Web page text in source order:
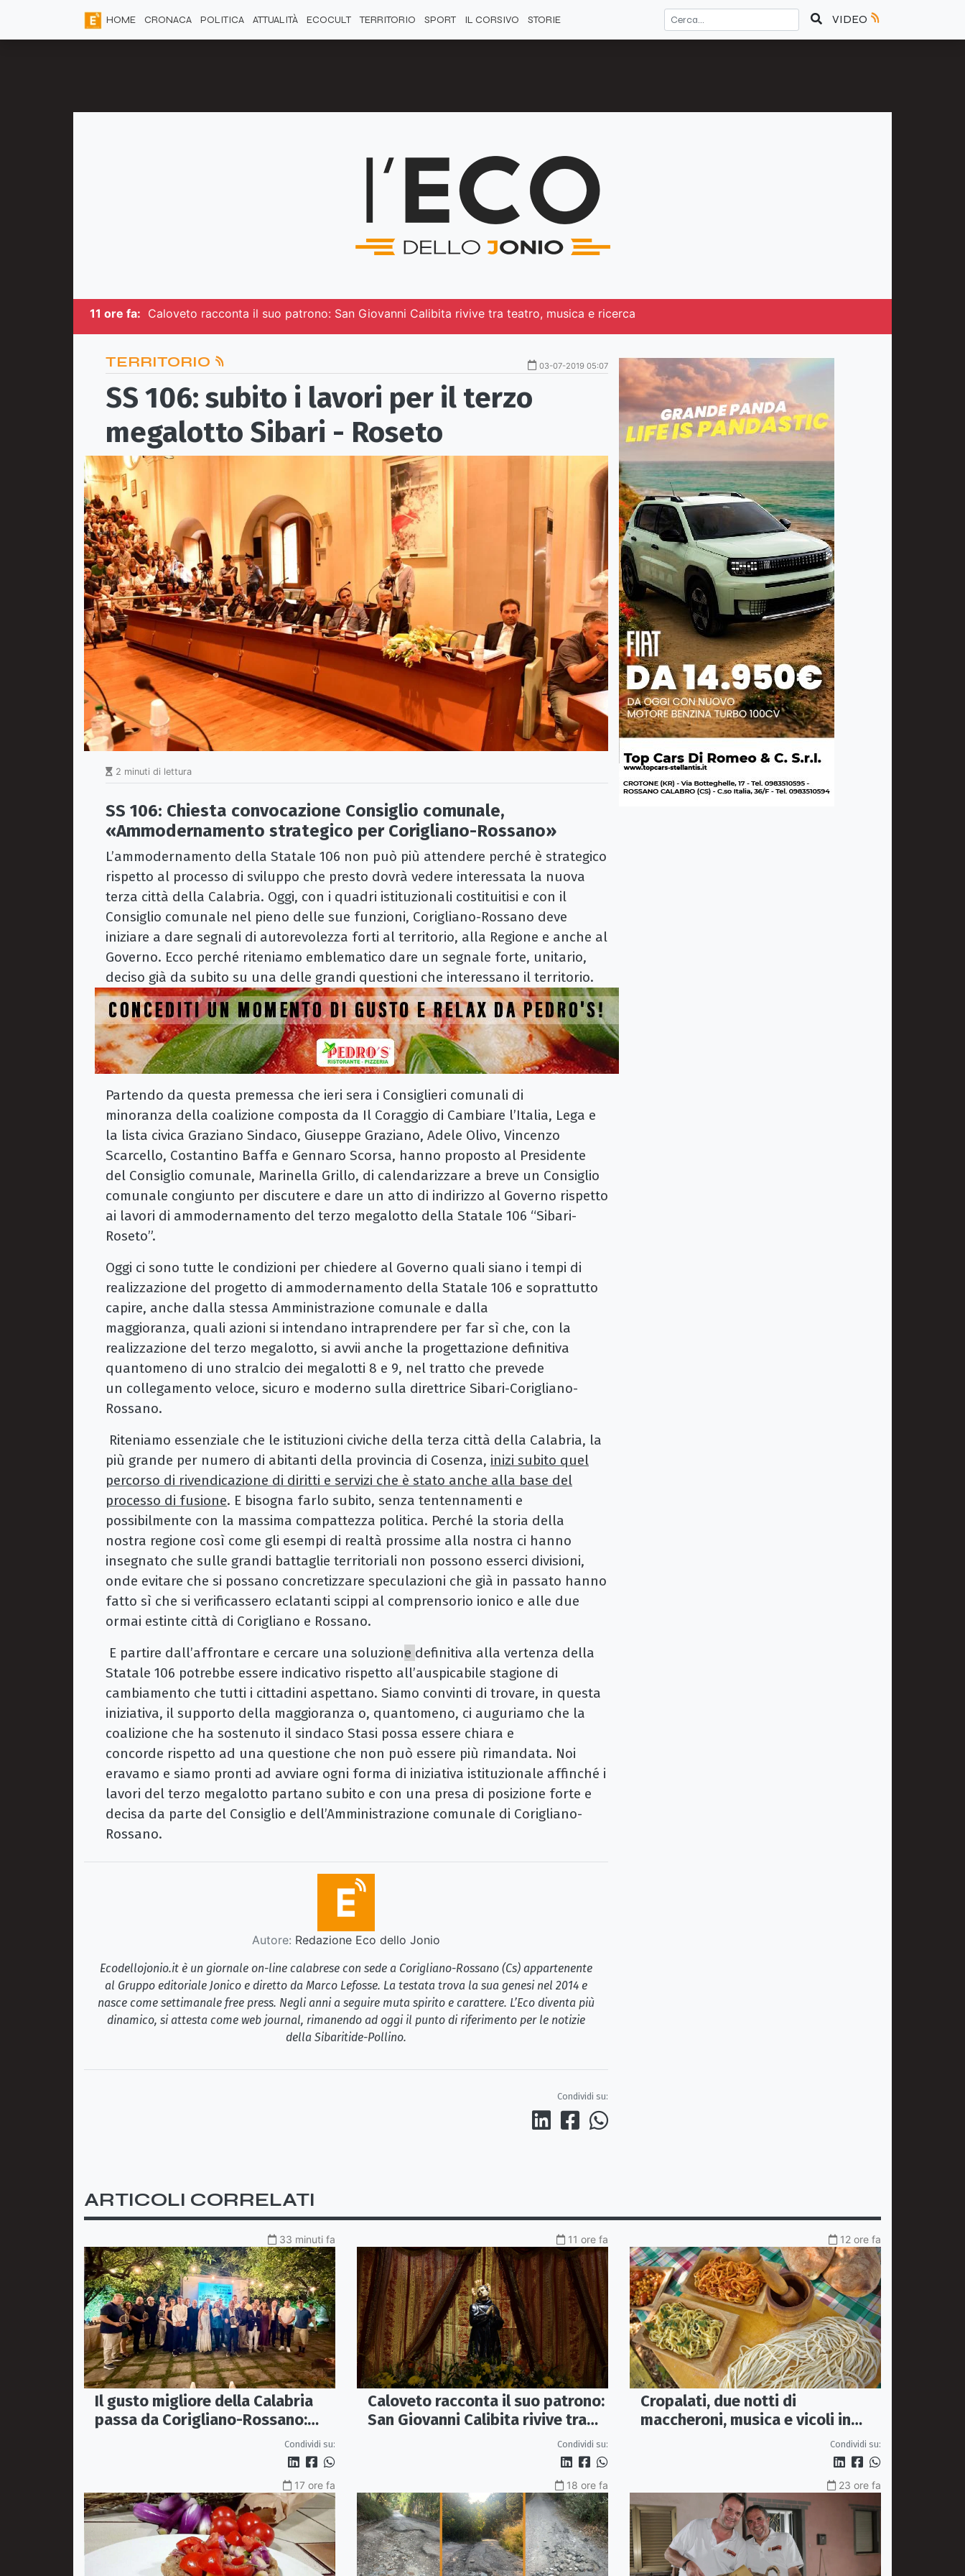
HOME CRONACA POLITICA ATTUALITÀ ECOCULT TERRITORIO SPORT IL CORSIVO STORIE VIDEO
11 ore fa: Caloveto racconta il suo patrono: San Giovanni Calibita rivive tra teatro, musica e ricerca
TERRITORIO 03-07-2019 05:07
SS 106: subito i lavori per il terzo
megalotto Sibari - Roseto
2 minuti di lettura
SS 106: Chiesta convocazione Consiglio comunale,
«Ammodernamento strategico per Corigliano-Rossano»
L’ammodernamento della Statale 106 non può più attendere perché è strategico
rispetto al processo di sviluppo che presto dovrà vedere interessata la nuova
terza città della Calabria. Oggi, con i quadri istituzionali costituitisi e con il
Consiglio comunale nel pieno delle sue funzioni, Corigliano-Rossano deve
iniziare a dare segnali di autorevolezza forti al territorio, alla Regione e anche al
Governo. Ecco perché riteniamo emblematico dare un segnale forte, unitario,
deciso già da subito su una delle grandi questioni che interessano il territorio.
Partendo da questa premessa che ieri sera i Consiglieri comunali di
minoranza della coalizione composta da Il Coraggio di Cambiare l’Italia, Lega e
la lista civica Graziano Sindaco, Giuseppe Graziano, Adele Olivo, Vincenzo
Scarcello, Costantino Baffa e Gennaro Scorsa, hanno proposto al Presidente
del Consiglio comunale, Marinella Grillo, di calendarizzare a breve un Consiglio
comunale congiunto per discutere e dare un atto di indirizzo al Governo rispetto
ai lavori di ammodernamento del terzo megalotto della Statale 106 “Sibari-
Roseto”.
Oggi ci sono tutte le condizioni per chiedere al Governo quali siano i tempi di
realizzazione del progetto di ammodernamento della Statale 106 e soprattutto
capire, anche dalla stessa Amministrazione comunale e dalla
maggioranza, quali azioni si intendano intraprendere per far sì che, con la
realizzazione del terzo megalotto, si avvii anche la progettazione definitiva
quantomeno di uno stralcio dei megalotti 8 e 9, nel tratto che prevede
un collegamento veloce, sicuro e moderno sulla direttrice Sibari-Corigliano-
Rossano.
Riteniamo essenziale che le istituzioni civiche della terza città della Calabria, la
più grande per numero di abitanti della provincia di Cosenza, inizi subito quel
percorso di rivendicazione di diritti e servizi che è stato anche alla base del
processo di fusione. E bisogna farlo subito, senza tentennamenti e
possibilmente con la massima compattezza politica. Perché la storia della
nostra regione così come gli esempi di realtà prossime alla nostra ci hanno
insegnato che sulle grandi battaglie territoriali non possono esserci divisioni,
onde evitare che si possano concretizzare speculazioni che già in passato hanno
fatto sì che si verificassero eclatanti scippi al comprensorio ionico e alle due
ormai estinte città di Corigliano e Rossano.
E partire dall’affrontare e cercare una soluzione definitiva alla vertenza della
Statale 106 potrebbe essere indicativo rispetto all’auspicabile stagione di
cambiamento che tutti i cittadini aspettano. Siamo convinti di trovare, in questa
iniziativa, il supporto della maggioranza o, quantomeno, ci auguriamo che la
coalizione che ha sostenuto il sindaco Stasi possa essere chiara e
concorde rispetto ad una questione che non può essere più rimandata. Noi
eravamo e siamo pronti ad avviare ogni forma di iniziativa istituzionale affinché i
lavori del terzo megalotto partano subito e con una presa di posizione forte e
decisa da parte del Consiglio e dell’Amministrazione comunale di Corigliano-
Rossano.
Autore: Redazione Eco dello Jonio
Ecodellojonio.it è un giornale on-line calabrese con sede a Corigliano-Rossano (Cs) appartenente
al Gruppo editoriale Jonico e diretto da Marco Lefosse. La testata trova la sua genesi nel 2014 e
nasce come settimanale free press. Negli anni a seguire muta spirito e carattere. L’Eco diventa più
dinamico, si attesta come web journal, rimanendo ad oggi il punto di riferimento per le notizie
della Sibaritide-Pollino.
Condividi su:
ARTICOLI CORRELATI
33 minuti fa
Il gusto migliore della Calabria
passa da Corigliano-Rossano:
Condividi su:
11 ore fa
Caloveto racconta il suo patrono:
San Giovanni Calibita rivive tra
Condividi su:
12 ore fa
Cropalati, due notti di
maccheroni, musica e vicoli in
Condividi su:
17 ore fa 18 ore fa 23 ore fa